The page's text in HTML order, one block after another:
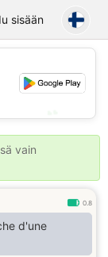
sisään
vain
0.8
d'une